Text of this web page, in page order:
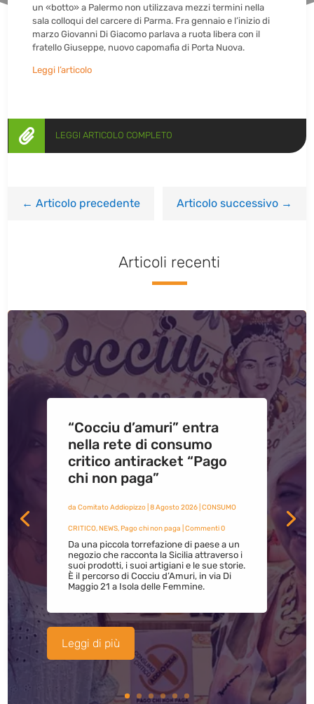
un «botto» a Palermo non utilizzava mezzi termini nella
sala colloqui del carcere di Parma. Fra gennaio e l’inizio di
marzo Giovanni Di Giacomo parlava a ruota libera con il
fratello Giuseppe, nuovo capomafia di Porta Nuova.
Leggi l’articolo
 LEGGI ARTICOLO COMPLETO
←Articolo precedente Articolo successivo→
Articoli recenti
“Cocciu d’amuri” entra
nella rete di consumo
critico antiracket “Pago
chi non paga”
da Comitato Addiopizzo| 8 Agosto 2026| CONSUMO
CRITICO,NEWS,Pago chi non paga | Commenti 0
Da una piccola torrefazione di paese a un
negozio che racconta la Sicilia attraverso i
suoi prodotti, i suoi artigiani e le sue storie.
È il percorso di Cocciu d’Amuri, in via Di
Maggio 21 a Isola delle Femmine.
Leggi di più